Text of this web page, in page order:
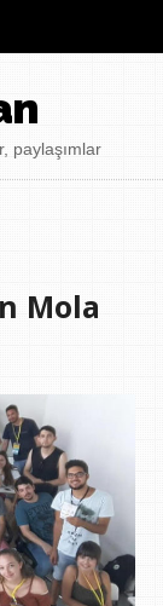
paylaşımlar
Mola